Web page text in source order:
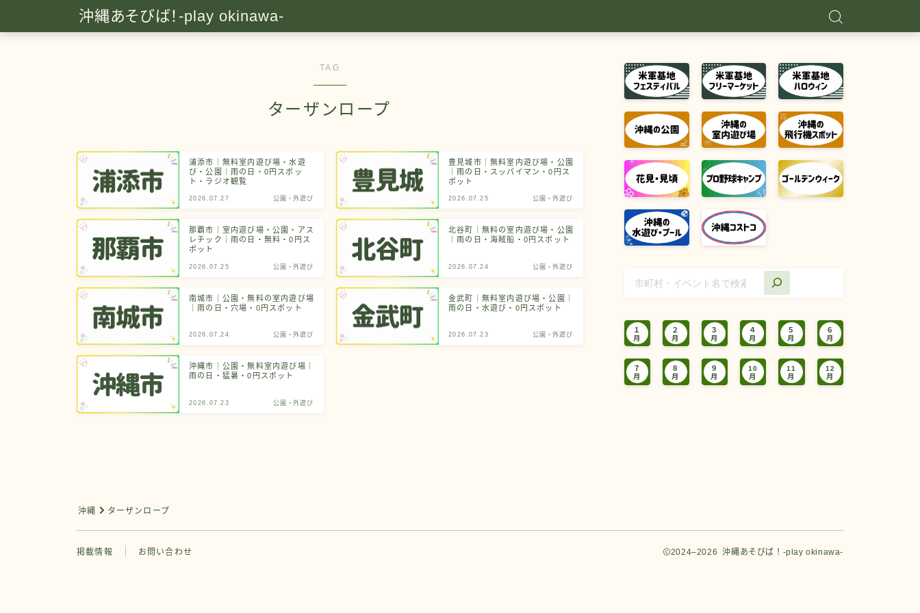
沖縄あそびば！-play okinawa-
TAG
ターザンロープ
浦添市｜無料室内遊び場・水遊
び・公園｜雨の日・0円スポッ
ト・ラジオ観覧
2026.07.27 公園・外遊び
豊見城市｜無料室内遊び場・公園
｜雨の日・スッパイマン・0円ス
ポット
2026.07.25 公園・外遊び
那覇市｜室内遊び場・公園・アス
レチック｜雨の日・無料・0円ス
ポット
2026.07.25 公園・外遊び
北谷町｜無料の室内遊び場・公園
｜雨の日・海賊船・0円スポット
2026.07.24 公園・外遊び
南城市｜公園・無料の室内遊び場
｜雨の日・穴場・0円スポット
2026.07.24 公園・外遊び
金武町｜無料室内遊び場・公園｜
雨の日・水遊び・0円スポット
2026.07.23 公園・外遊び
沖縄市｜公園・無料室内遊び場｜
雨の日・猛暑・0円スポット
2026.07.23 公園・外遊び
１
月
２
月
３
月
４
月
５
月
６
月
７
月
８
月
９
月
10
月
11
月
12
月
沖縄 ターザンロープ
掲載情報 お問い合わせ 2024–2026 沖縄あそびば！-play okinawa-